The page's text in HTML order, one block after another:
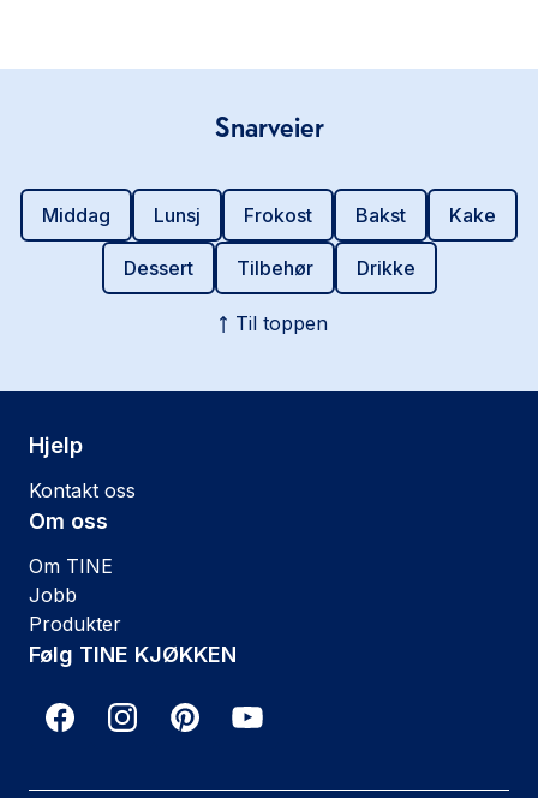
Snarveier
Middag Lunsj Frokost Bakst Kake
Dessert Tilbehør Drikke
Til toppen
Hjelp
Kontakt oss
Om oss
Om TINE
Jobb
Produkter
Følg TINE KJØKKEN